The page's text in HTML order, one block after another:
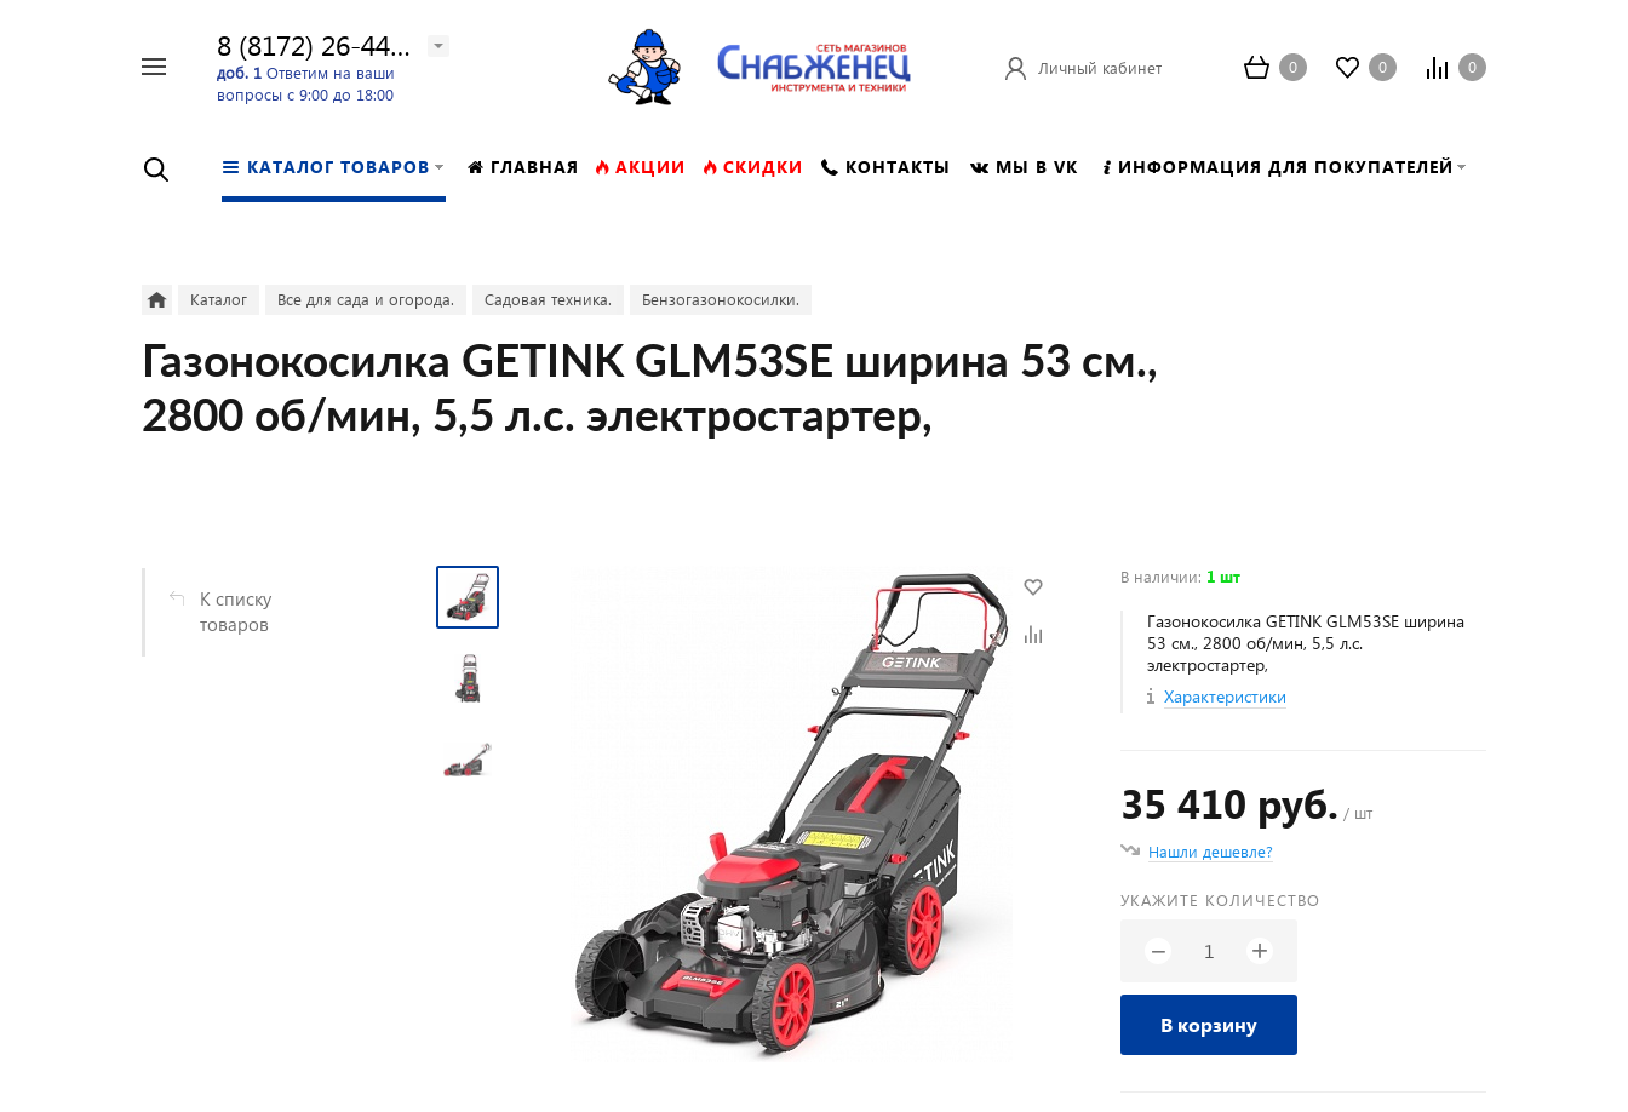
8 (8172) 26-44-24
доб. 1 Ответим на ваши
вопросы с 9:00 до 18:00
Личный кабинет 0 0 0
КАТАЛОГ ТОВАРОВ ГЛАВНАЯ АКЦИИ СКИДКИ КОНТАКТЫ МЫ В VK ИНФОРМАЦИЯ ДЛЯ ПОКУПАТЕЛЕЙ
Каталог Все для сада и огорода. Садовая техника. Бензогазонокосилки.
Газонокосилка GETINK GLM53SE ширина 53 см.,
2800 об/мин, 5,5 л.с. электростартер,
К списку
товаров
В наличии: 1 шт
Газонокосилка GETINK GLM53SE ширина
53 см., 2800 об/мин, 5,5 л.с.
электростартер,
Характеристики
35 410 руб. / шт
Нашли дешевле?
УКАЖИТЕ КОЛИЧЕСТВО
− +
В корзину